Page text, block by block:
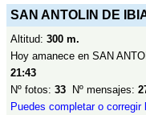
SAN ANTOLIN DE
Altitud: 300 m.
Hoy amanece en SAN
21:43
Nº fotos: 33 Nº mensajes:
Puedes completar o